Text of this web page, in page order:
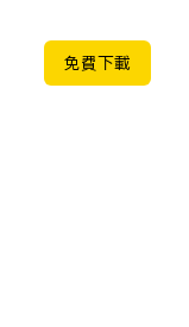
免费下载